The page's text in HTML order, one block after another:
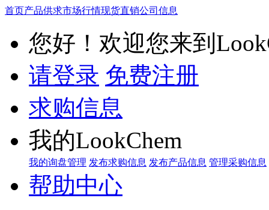
首页产品供求市场行情现货直销公司信息
您好！欢迎您来到
请登录 免费注册
求购信息
我的LookChem
我的询盘管理 发布求购信息 发布产品信息 管理采购信息
帮助中心